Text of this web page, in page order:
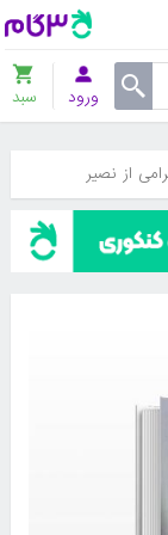
ورود سبد
از نصیر